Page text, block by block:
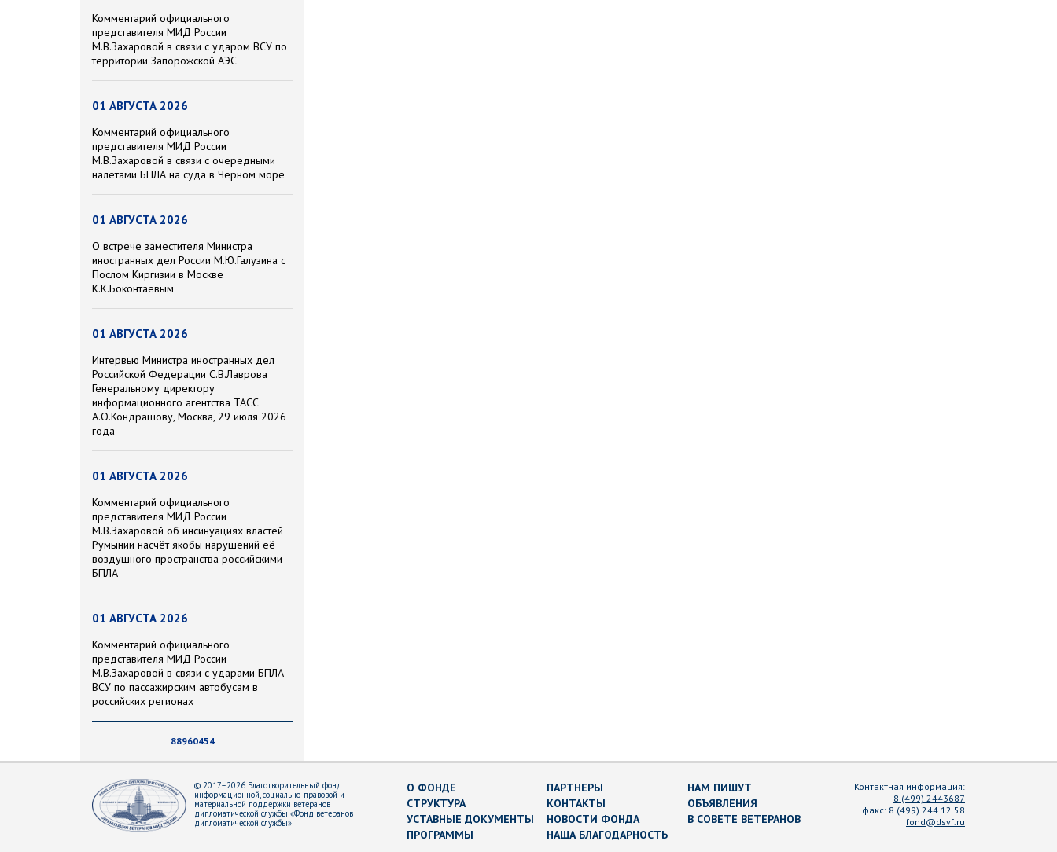
Комментарий официального
представителя МИД России
М.В.Захаровой в связи с ударом ВСУ по
территории Запорожской АЭС
01 АВГУСТА 2026
Комментарий официального
представителя МИД России
М.В.Захаровой в связи с очередными
налётами БПЛА на суда в Чёрном море
01 АВГУСТА 2026
О встрече заместителя Министра
иностранных дел России М.Ю.Галузина с
Послом Киргизии в Москве
К.К.Боконтаевым
01 АВГУСТА 2026
Интервью Министра иностранных дел
Российской Федерации С.В.Лаврова
Генеральному директору
информационного агентства ТАСС
А.О.Кондрашову, Москва, 29 июля 2026
года
01 АВГУСТА 2026
Комментарий официального
представителя МИД России
М.В.Захаровой об инсинуациях властей
Румынии насчёт якобы нарушений её
воздушного пространства российскими
БПЛА
01 АВГУСТА 2026
Комментарий официального
представителя МИД России
М.В.Захаровой в связи с ударами БПЛА
ВСУ по пассажирским автобусам в
российских регионах
88960454
© 2017–2026 Благотворительный фонд
информационной, социально-правовой и
материальной поддержки ветеранов
дипломатической службы «Фонд ветеранов
дипломатической службы»
О ФОНДЕ
СТРУКТУРА
УСТАВНЫЕ ДОКУМЕНТЫ
ПРОГРАММЫ
ПАРТНЕРЫ
КОНТАКТЫ
НОВОСТИ ФОНДА
НАША БЛАГОДАРНОСТЬ
НАМ ПИШУТ
ОБЪЯВЛЕНИЯ
В СОВЕТЕ ВЕТЕРАНОВ
Контактная информация:
8 (499) 2443687
факс: 8 (499) 244 12 58
fond@dsvf.ru